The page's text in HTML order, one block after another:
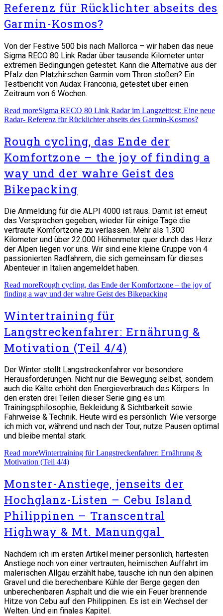
Referenz für Rücklichter abseits des
Garmin-Kosmos?
Von der Festive 500 bis nach Mallorca – wir haben das neue
Sigma RECO 80 Link Radar über tausende Kilometer unter
extremen Bedingungen getestet. Kann die Alternative aus der
Pfalz den Platzhirschen Garmin vom Thron stoßen? Ein
Testbericht von Audax Franconia, getestet über einen
Zeitraum von 6 Wochen.
Read moreSigma RECO 80 Link Radar im Langzeittest: Eine neue
Radar- Referenz für Rücklichter abseits des Garmin-Kosmos?
Rough cycling, das Ende der
Komfortzone – the joy of finding a
way und der wahre Geist des
Bikepacking
Die Anmeldung für die ALPI 4000 ist raus. Damit ist erneut
das Versprechen gegeben, wieder für einige Tage die
vertraute Komfortzone zu verlassen. Mehr als 1.300
Kilometer und über 22.000 Höhenmeter quer durch das Herz
der Alpen liegen vor uns. Wir sind eine kleine Gruppe von 4
passionierten Radfahrern, die sich gemeinsam für dieses
Abenteuer in Italien angemeldet haben.
Read moreRough cycling, das Ende der Komfortzone – the joy of
finding a way und der wahre Geist des Bikepacking
Wintertraining für
Langstreckenfahrer: Ernährung &
Motivation (Teil 4/4)
Der Winter stellt Langstreckenfahrer vor besondere
Herausforderungen. Nicht nur die Bewegung selbst, sondern
auch die Kälte erhöht den Energieverbrauch des Körpers. In
den ersten drei Teilen dieser Serie ging es um
Trainingsphilosophie, Bekleidung & Sichtbarkeit sowie
Fahrweise & Technik. Heute wird es persönlich: Wie versorge
ich mich vor, während und nach der Tour, nutze Pausen optimal
und bleibe mental stark.
Read moreWintertraining für Langstreckenfahrer: Ernährung &
Motivation (Teil 4/4)
Monster-Anstiege, jenseits der
Hochglanz-Listen – Cebu Island
Philippinen – Transcentral
Highway & Mt. Manunggal
Nachdem ich im ersten Artikel meiner persönlich, härtesten
Anstiege noch von einer vertrauten, heimischen Auffahrt im
malerischen Allgäu erzählt habe, tausche ich nun den alpinen
Gravel und die berechenbare Kühle der Berge gegen den
unberechenbaren Asphalt und die wie ein Feuer brennende
Hitze von Cebu auf den Philippinen. Es ist ein Wechsel der
Welten. Und ein finales Kapitel.